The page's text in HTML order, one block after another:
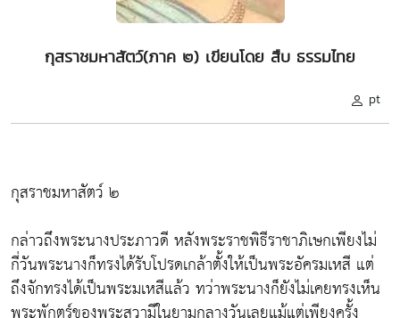
กุสราชมหาสัตว์(ภาค ๒) เขียนโดย สืบ ธรรมไทย
pt
กุสราชมหาสัตว์ ๒
กล่าวถึงพระนางประภาวดี หลังพระราชพิธีราชาภิเษกเพียงไม่
กี่วันพระนางก็ทรงได้รับโปรดเกล้าตั้งให้เป็นพระอัครมเหสี แต่
ถึงจักทรงได้เป็นพระมเหสีแล้ว ทว่าพระนางก็ยังไม่เคยทรงเห็น